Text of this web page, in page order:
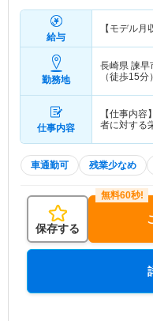
給与
【モデル月
勤務地
長崎県 諫早
（徒歩15分）
仕事内容
【仕事内
者に対する
車通勤可 残業少なめ
保存する